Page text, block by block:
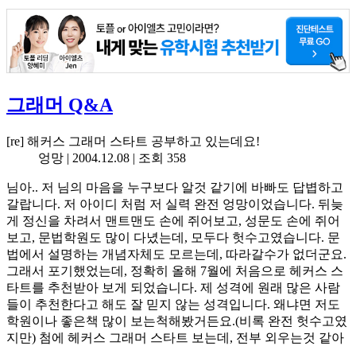
그래머 Q&A
[re] 해커스 그래머 스타트 공부하고 있는데요!
엉망 | 2004.12.08 | 조회 358
님아.. 저 님의 마음을 누구보다 알것 같기에 바빠도 답볍하고
갈랍니다. 저 아이디 처럼 저 실력 완전 엉망이었습니다. 뒤늦
게 정신을 차려서 맨트맨도 손에 쥐어보고, 성문도 손에 쥐어
보고, 문법학원도 많이 다녔는데, 모두다 헛수고였습니다. 문
법에서 설명하는 개념자체도 모르는데, 따라갈수가 없더군요.
그래서 포기했었는데, 정확히 올해 7월에 처음으로 헤커스 스
타트를 추천받아 보게 되었습니다. 제 성격에 원래 많은 사람
들이 추천한다고 해도 잘 믿지 않는 성격입니다. 왜냐면 저도
학원이나 좋은책 많이 보는척해봤거든요.(비록 완전 헛수고였
지만) 첨에 헤커스 그래머 스타트 보는데, 전부 외우는것 같아